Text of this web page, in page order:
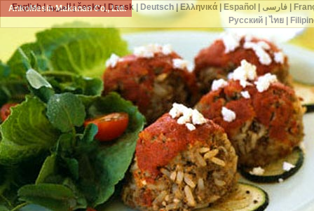
AnkoMesin Makanan Co., Ltd.
English|العربية|česky| Dansk| Deutsch|Ελληνικά|Español فارسی|
Русский| ไทย|